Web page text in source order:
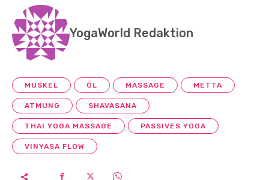
YogaWorld Redaktion
MUSKEL ÖL MASSAGE METTA
ATMUNG SHAVASANA
THAI YOGA MASSAGE PASSIVES YOGA
VINYASA FLOW